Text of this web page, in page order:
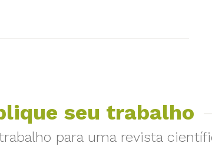
seu trabalho
para uma revista